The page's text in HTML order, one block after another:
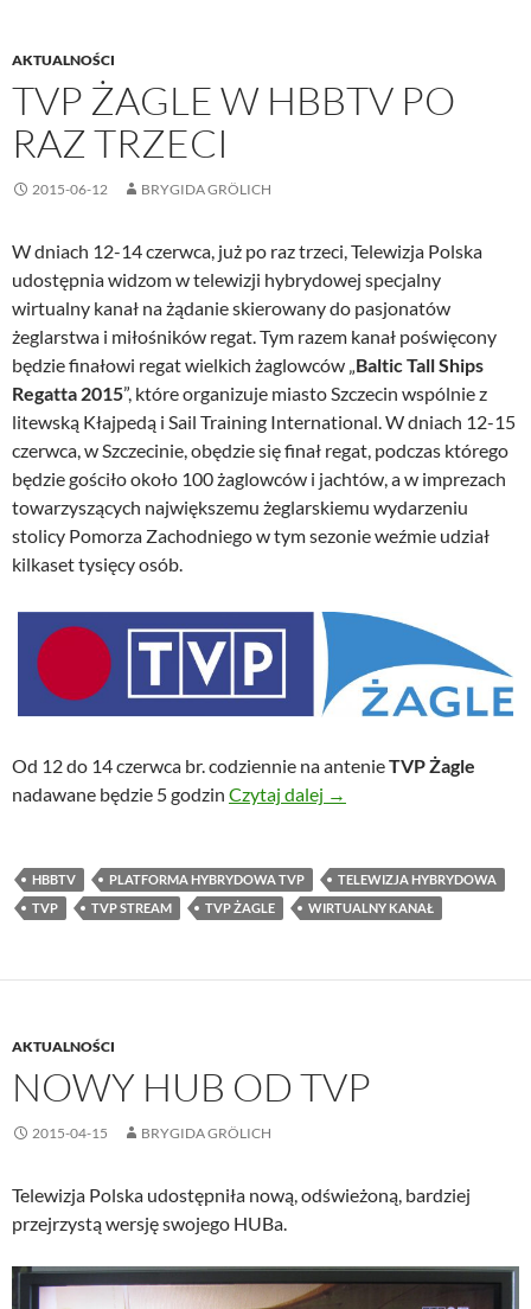
AKTUALNOŚCI
TVP ŻAGLE W HBBTV PO
RAZ TRZECI
2015-06-12 BRYGIDA GRÖLICH
W dniach 12-14 czerwca, już po raz trzeci, Telewizja Polska
udostępnia widzom w telewizji hybrydowej specjalny
wirtualny kanał na żądanie skierowany do pasjonatów
żeglarstwa i miłośników regat. Tym razem kanał poświęcony
będzie finałowi regat wielkich żaglowców „ Baltic Tall Ships
Regatta 2015”, które organizuje miasto Szczecin wspólnie z
litewską Kłajpedą i Sail Training International. W dniach 12-15
czerwca, w Szczecinie, obędzie się finał regat, podczas którego
będzie gościło około 100 żaglowców i jachtów, a w imprezach
towarzyszących największemu żeglarskiemu wydarzeniu
stolicy Pomorza Zachodniego w tym sezonie weźmie udział
kilkaset tysięcy osób.
Od 12 do 14 czerwca br. codziennie na antenieTVP Żagle
nadawane będzie 5 godzin Czytaj dalej TVP Żagle w HbbTV po
→
HBBTV PLATFORMA HYBRYDOWA TVP
TELEWIZJA HYBRYDOWA
TVP
TVP STREAM TVP ŻAGLE WIRTUALNY KANAŁ
AKTUALNOŚCI
NOWY HUB OD TVP
2015-04-15 BRYGIDA GRÖLICH
Telewizja Polska udostępniła nową, odświeżoną, bardziej
przejrzystą wersję swojego HUBa.